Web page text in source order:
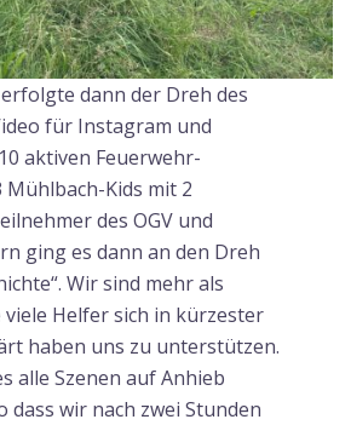
dann der Dreh des
für Instagram und
aktiven Feuerwehr-
Mühlbach-Kids mit 2
des OGV und
ging es dann an den Dreh
Wir sind mehr als
Helfer sich in kürzester
haben uns zu unterstützen.
alle Szenen auf Anhieb
dass wir nach zwei Stunden